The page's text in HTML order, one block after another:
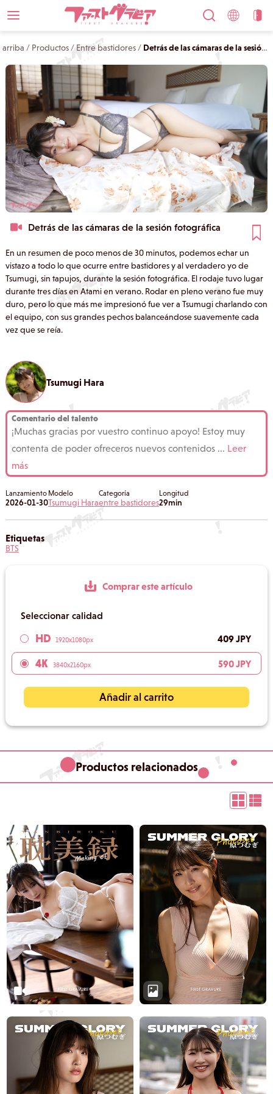
arriba / Productos / Entre bastidores / Detrás de las cámaras de la sesión fotográfica
Detrás de las cámaras de la sesión fotográfica
En un resumen de poco menos de 30 minutos, podemos echar un
vistazo a todo lo que ocurre entre bastidores y al verdadero yo de
Tsumugi, sin tapujos, durante la sesión fotográfica. El rodaje tuvo lugar
durante tres días en Atami en verano. Rodar en pleno verano fue muy
duro, pero lo que más me impresionó fue ver a Tsumugi charlando con
el equipo, con sus grandes pechos balanceándose suavemente cada
vez que se reía.
Tsumugi Hara
Comentario del talento
¡Muchas gracias por vuestro continuo apoyo! Estoy muy
contenta de poder ofreceros nuevos contenidos ... Leer
más
Lanzamiento
2026-01-30
Modelo
Tsumugi Hara
Categoría
entre bastidores
Longitud
29min
Etiquetas
BTS
Comprar este artículo
Seleccionar calidad
HD 1920x1080px 409 JPY
4K 3840x2160px 590 JPY
Añadir al carrito
Productos relacionados